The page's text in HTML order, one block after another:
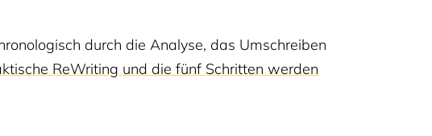
durch die Analyse, das Umschreiben
ReWriting und die fünf Schritten werden